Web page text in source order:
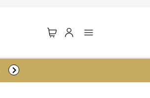
ー
グ
イ